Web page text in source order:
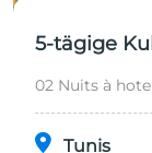
02 Nuits à
Tunis